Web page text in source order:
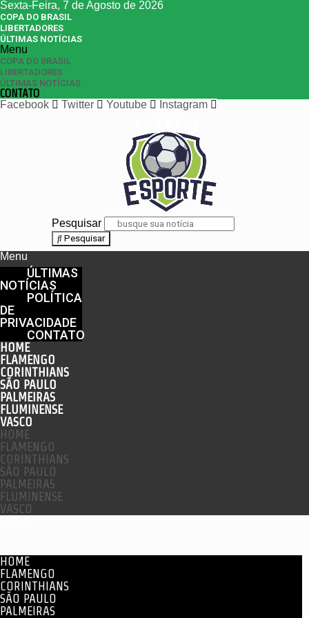
Sexta-Feira, 7 de Agosto de 2026
COPA DO BRASIL
LIBERTADORES
ÚLTIMAS NOTÍCIAS
Menu
COPA DO BRASIL
LIBERTADORES
ÚLTIMAS NOTÍCIAS
CONTATO
Facebook
Twitter Youtube Instagram
Pesquisar
Pesquisar
Menu
ÚLTIMAS
NOTÍCIAS
POLÍTICA
DE
PRIVACIDADE
CONTATO
HOME
FLAMENGO
CORINTHIANS
SÃO PAULO
PALMEIRAS
FLUMINENSE
VASCO
HOME
FLAMENGO
CORINTHIANS
SÃO PAULO
PALMEIRAS
FLUMINENSE
VASCO
HOME
FLAMENGO
CORINTHIANS
SÃO PAULO
PALMEIRAS